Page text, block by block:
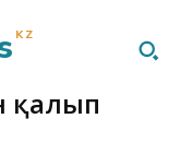
KZ
қалып